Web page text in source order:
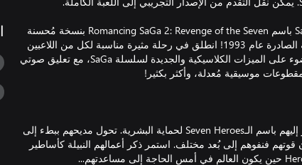
يعود الجزء الخامس من سلسلة SaGa باسم Romancing SaGa 2: Revenge of the Seven بنسخة مُحسنة
كاملة من لعبة تقمص الأدوار الأصلية الصادرة عام 1993! انطلق في رحلة مثيرة مناسبة لكل من اللاعبين
الجدد والمعجبين القدامى، تسلط الضوء على الميزات الكلاسيكية والجديدة لسلسلة SaGa، مع تعليق صوتي
في عصر مضى، قاتل محاربون يُشار إليهم باسم الـSeven Heroes لحماية البشرية. تحول مديحهم ببطء إلى
قوتهم فنفوهم إلى بُعد مختلف. استمر ذكر أعمالهم النبيلة كأساطير